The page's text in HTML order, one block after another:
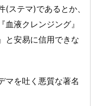
ステマ)であるとか、
液クレンジング』
と安易に信用できな
マを吐く悪質な著名